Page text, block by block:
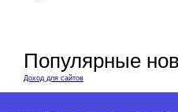
Популярные
Доход для сайтов